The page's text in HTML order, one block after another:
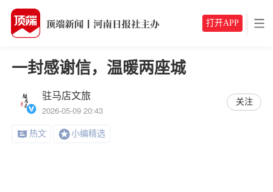
打开APP
一封感谢信，温暖两座城
驻马店文旅
2026-05-09 20:43
关注
热文 小编精选